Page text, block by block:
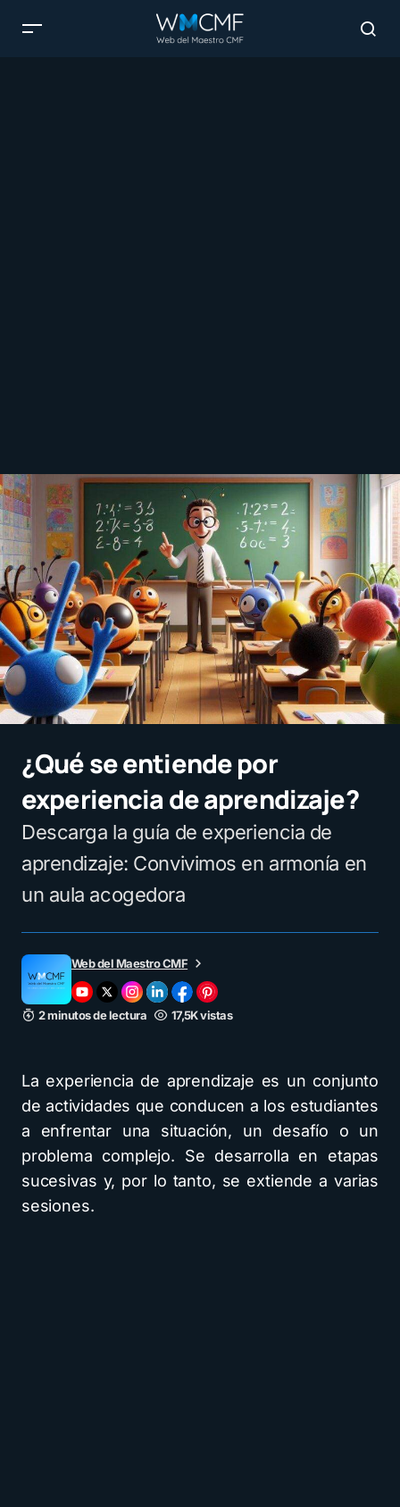
¿Qué se entiende por
experiencia de aprendizaje?
Descarga la guía de experiencia de
aprendizaje: Convivimos en armonía en
un aula acogedora
Web del Maestro CMF
2 minutos de lectura 17,5K vistas
La experiencia de aprendizaje es un conjunto
de actividades que conducen a los estudiantes
a enfrentar una situación, un desafío o un
problema complejo. Se desarrolla en etapas
sucesivas y, por lo tanto, se extiende a varias
sesiones.